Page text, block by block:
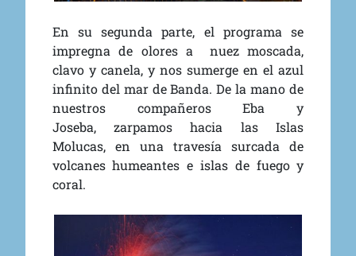
En su segunda parte, el programa se
impregna de olores a nuez moscada,
clavo y canela, y nos sumerge en el azul
infinito del mar de Banda. De la mano de
nuestros compañeros Eba y
Joseba, zarpamos hacia las Islas
Molucas, en una travesía surcada de
volcanes humeantes e islas de fuego y
coral.